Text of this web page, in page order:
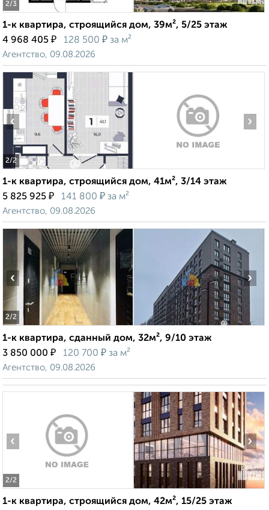
2/3
1-к квартира, строящийся дом, 39м², 5/25 этаж
4 968 405 ₽ 128 500 ₽ за м²
Агентство, 09.08.2026
2/2
‹ ›
1-к квартира, строящийся дом, 41м², 3/14 этаж
5 825 925 ₽ 141 800 ₽ за м²
Агентство, 09.08.2026
2/2
‹ ›
1-к квартира, сданный дом, 32м², 9/10 этаж
3 850 000 ₽ 120 700 ₽ за м²
Агентство, 09.08.2026
2/2
‹ ›
1-к квартира, строящийся дом, 42м², 15/25 этаж